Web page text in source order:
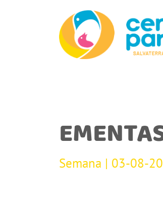
Semana | 03-08-